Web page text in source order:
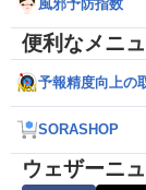
風邪予防指数
便利なメニ
予報精度向上の
SORASHOP
ウェザーニ